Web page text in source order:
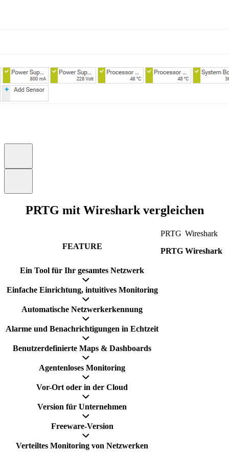
PRTG mit Wireshark vergleichen
FEATURE
PRTG
PRTG
Wireshark
Wireshark
Ein Tool für Ihr gesamtes Netzwerk
Einfache Einrichtung, intuitives Monitoring
Automatische Netzwerkerkennung
Alarme und Benachrichtigungen in Echtzeit
Benutzerdefinierte Maps & Dashboards
Agentenloses Monitoring
Vor-Ort oder in der Cloud
Version für Unternehmen
Freeware-Version
Verteiltes Monitoring von Netzwerken